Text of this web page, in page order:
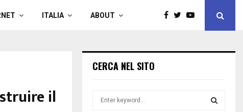
ITALIA ABOUT
il
CERCA NEL SITO